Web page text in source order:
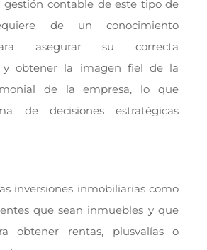
gestión contable de este tipo de
de un conocimiento
asegurar su correcta
y obtener la imagen fiel de la
de la empresa, lo que
de decisiones estratégicas
inversiones inmobiliarias como
que sean inmuebles y que
obtener rentas, plusvalías o